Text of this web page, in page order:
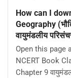
How can I
Geography
वायुमंडलीय
Open this page
NCERT Book
Chapter 9